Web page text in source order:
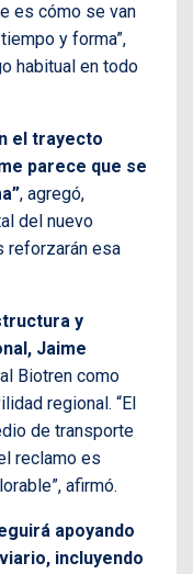
es cómo se van
y forma”,
habitual en todo
el trayecto
parece que se
, agregó,
del nuevo
reforzarán esa
y
Jaime
Biotren como
regional. “El
de transporte
reclamo es
afirmó.
apoyando
incluyendo